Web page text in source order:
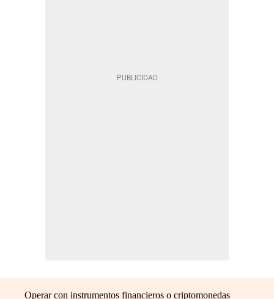
Operar con instrumentos financieros o criptomonedas